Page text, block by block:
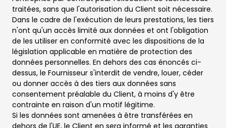
traitées, sans que l'autorisation du Client soit nécessaire.
Dans le cadre de l'exécution de leurs prestations, les tiers
n'ont qu'un accès limité aux données et ont l'obligation
de les utiliser en conformité avec les dispositions de la
législation applicable en matière de protection des
données personnelles. En dehors des cas énoncés ci-
dessus, le Fournisseur s'interdit de vendre, louer, céder
ou donner accès à des tiers aux données sans
consentement préalable du Client, à moins d'y être
contrainte en raison d'un motif légitime.
Si les données sont amenées à être transférées en
dehors de l'UE, le Client en sera informé et les garanties